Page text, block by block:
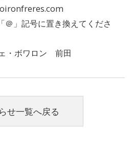
」記号に置き換えてくださ
・ボワロン 前田
せ一覧へ戻る